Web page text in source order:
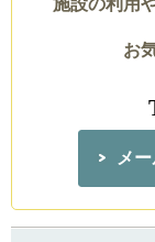
お
メ